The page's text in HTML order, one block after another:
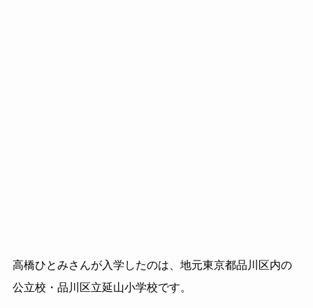
高橋ひとみさんが入学したのは、地元東京都品川区内の
公立校・品川区立延山小学校です。